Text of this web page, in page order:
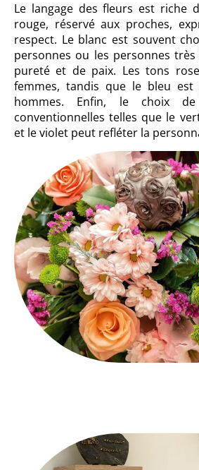
Le langage des fleurs est riche
rouge, réservé aux proches,
respect. Le blanc est souvent
personnes ou les personnes très
pureté et de paix. Les tons
femmes, tandis que le bleu est
hommes. Enfin, le choix
conventionnelles telles que le
et le violet peut refléter la